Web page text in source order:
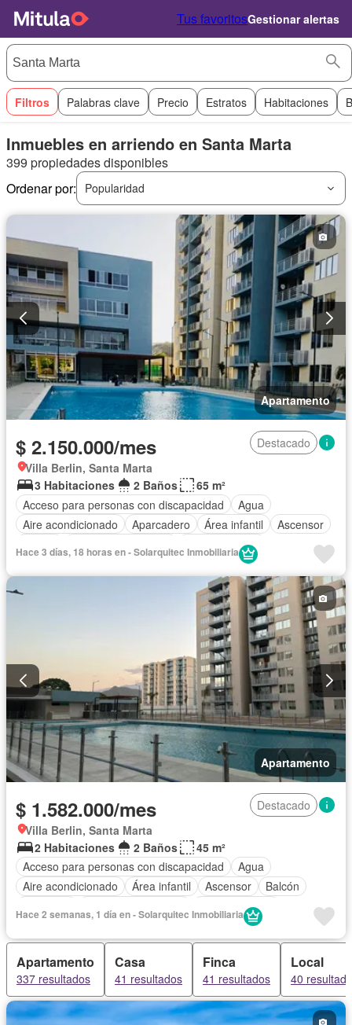
Tus favoritosGestionar alertas
Filtros Palabras clave Precio Estratos Habitaciones
Inmuebles en arriendo en Santa Marta
399 propiedades disponibles
Ordenar por:
Popularidad
Apartamento
$ 2.150.000/mes
Destacado
Villa Berlin, Santa Marta
3 Habitaciones
2 Baños
65 m²
Acceso para personas con discapacidad
Agua
Aire acondicionado
Aparcadero Área infantil
Ascensor
Cocina integral
Jacuzzi
Piscina
Tanque de agua
Hace 3 días, 18 horas en - Solarquitec Inmobiliaria
Apartamento
$ 1.582.000/mes
Destacado
Villa Berlin, Santa Marta
2 Habitaciones
2 Baños
45 m²
Acceso para personas con discapacidad
Agua
Aire acondicionado
Área infantil Ascensor
Balcón
Cocina integral
Jacuzzi
Piscina
Seguridad privada
Tanque de agua
Permite mascotas
Permite niños
Hace 2 semanas, 1 día en - Solarquitec Inmobiliaria
Apartamento
337 resultados
Casa
41 resultados
Finca
41 resultados
Local
40